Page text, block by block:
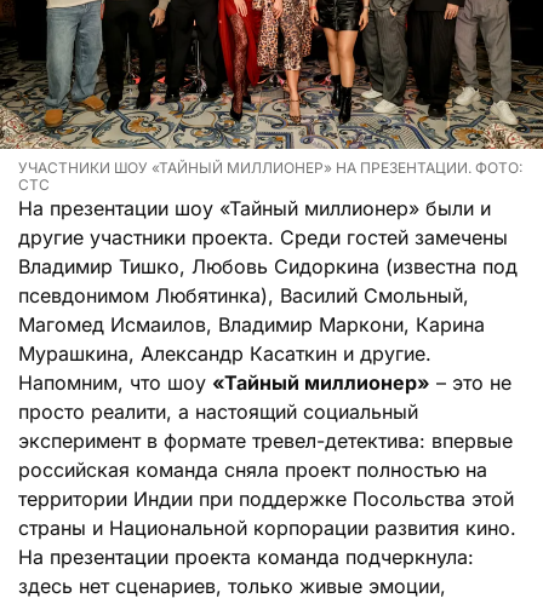
УЧАСТНИКИ ШОУ «ТАЙНЫЙ МИЛЛИОНЕР» НА ПРЕЗЕНТАЦИИ. ФОТО:
СТС
На презентации шоу «Тайный миллионер» были и
другие участники проекта. Среди гостей замечены
Владимир Тишко, Любовь Сидоркина (известна под
псевдонимом Любятинка), Василий Смольный,
Магомед Исмаилов, Владимир Маркони, Карина
Мурашкина, Александр Касаткин и другие.
Напомним, что шоу «Тайный миллионер» – это не
просто реалити, а настоящий социальный
эксперимент в формате тревел-детектива: впервые
российская команда сняла проект полностью на
территории Индии при поддержке Посольства этой
страны и Национальной корпорации развития кино.
На презентации проекта команда подчеркнула:
здесь нет сценариев, только живые эмоции,